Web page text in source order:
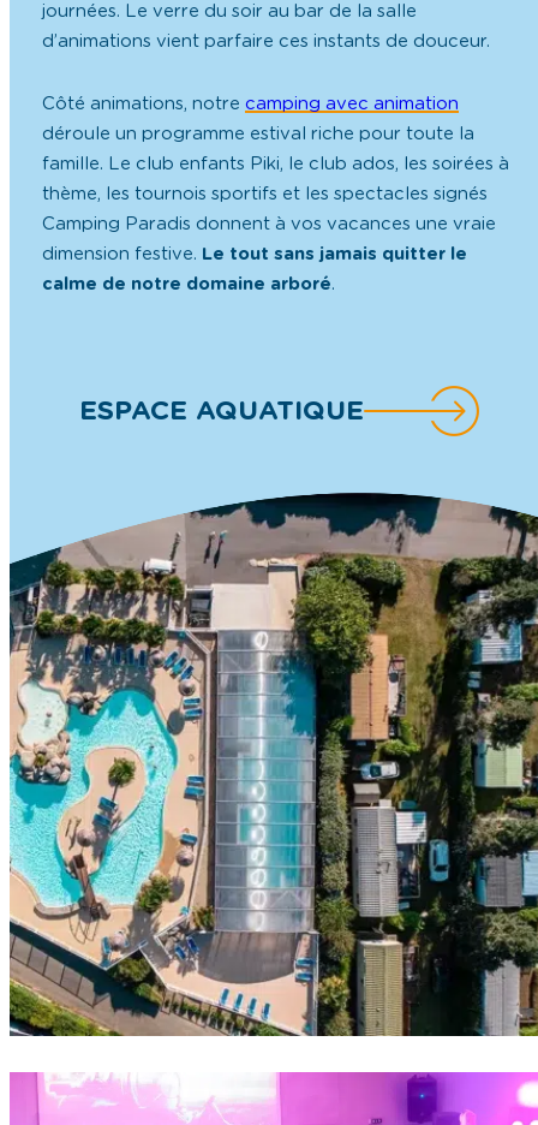
journées. Le verre du soir au bar de la salle
d’animations vient parfaire ces instants de douceur.
Côté animations, notre camping avec animation
déroule un programme estival riche pour toute la
famille. Le club enfants Piki, le club ados, les soirées à
thème, les tournois sportifs et les spectacles signés
Camping Paradis donnent à vos vacances une vraie
dimension festive. Le tout sans jamais quitter le
calme de notre domaine arboré.
ESPACE AQUATIQUE